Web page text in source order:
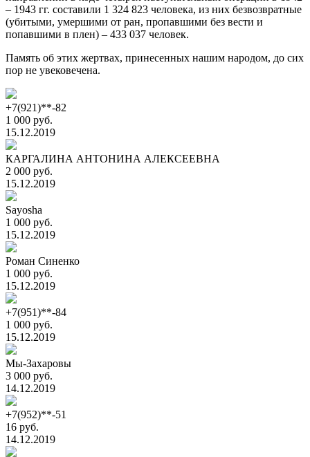
– 1943 гг. составили 1 324 823 человека, из них безвозвратные
(убитыми, умершими от ран, пропавшими без вести и
попавшими в плен) – 433 037 человек.
Память об этих жертвах, принесенных нашим народом, до сих
пор не увековечена.
+7(921)**-82
1 000 руб.
15.12.2019
КАРГАЛИНА АНТОНИНА АЛЕКСЕЕВНА
2 000 руб.
15.12.2019
Sayosha
1 000 руб.
15.12.2019
Роман Синенко
1 000 руб.
15.12.2019
+7(951)**-84
1 000 руб.
15.12.2019
Мы-Захаровы
3 000 руб.
14.12.2019
+7(952)**-51
16 руб.
14.12.2019